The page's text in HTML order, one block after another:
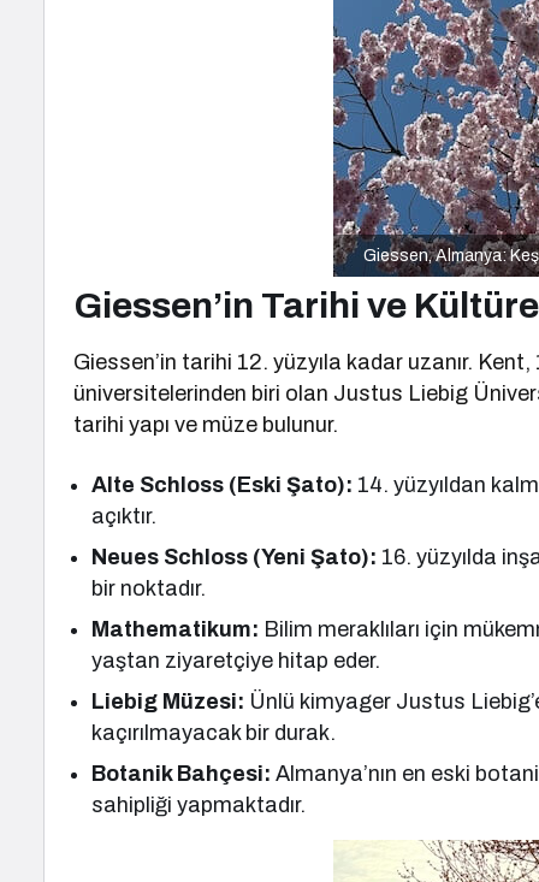
Giessen, Almanya:
Giessen’in Tarihi ve
Giessen’in tarihi 12. yüzyıla kadar uzanır. Kent,
üniversitelerinden biri olan Justus Liebig
tarihi yapı ve müze bulunur.
Alte Schloss (Eski Şato): 14. yüzyıldan
açıktır.
Neues Schloss (Yeni Şato): 16. yüzyılda
bir noktadır.
Mathematikum: Bilim meraklıları için
yaştan ziyaretçiye hitap eder.
Liebig Müzesi: Ünlü kimyager Justus
kaçırılmayacak bir durak.
Botanik Bahçesi: Almanya’nın en eski
sahipliği yapmaktadır.